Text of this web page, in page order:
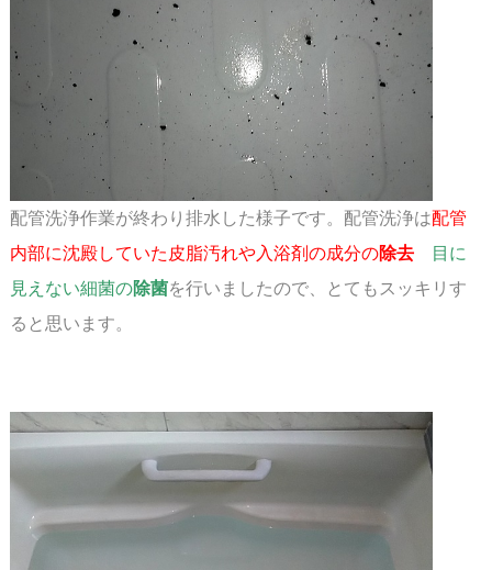
配管洗浄作業が終わり排水した様子です。 配管洗浄は配管
内部に沈殿していた皮脂汚れや入浴剤の成分の除去
目に
見えない細菌の除菌を行いましたので、とてもスッキリす
る と思います。